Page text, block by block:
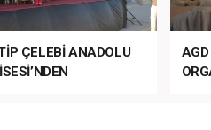
ÇELEBİ ANADOLU
AGD